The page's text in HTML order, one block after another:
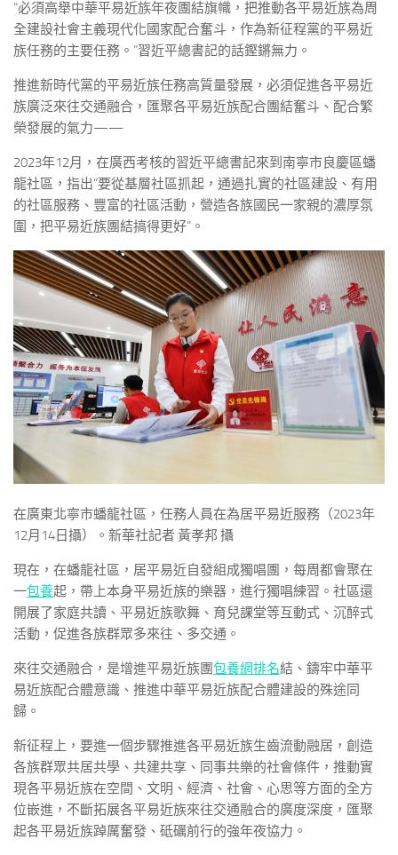
“必須高舉中華平易近族年夜團結旗幟，把推動各平易近族為周
全建設社會主義現代化國家配合奮斗，作為新征程黨的平易近
族任務的主要任務。”習近平總書記的話鏗鏘無力。
推進新時代黨的平易近族任務高質量發展，必須促進各平易近
族廣泛來往交通融合，匯聚各平易近族配合團結奮斗、配合繁
榮發展的氣力——
2023年12月，在廣西考核的習近平總書記來到南寧市良慶區蟠
龍社區，指出“要從基層社區抓起，通過扎實的社區建設、有用
的社區服務、豐富的社區活動，營造各族國民一家親的濃厚氛
圍，把平易近族團結搞得更好”。
在廣東北寧市蟠龍社區，任務人員在為居平易近服務（2023年
12月14日攝）。新華社記者 黃孝邦 攝
現在，在蟠龍社區，居平易近自發組成獨唱團，每周都會聚在
一包養起，帶上本身平易近族的樂器，進行獨唱練習。社區還
開展了家庭共讀、平易近族歌舞、育兒課堂等互動式、沉醉式
活動，促進各族群眾多來往、多交通。
來往交通融合，是增進平易近族團包養網排名結、鑄牢中華平
易近族配合體意識、推進中華平易近族配合體建設的殊途同
歸。
新征程上，要進一個步驟推進各平易近族生齒流動融居，創造
各族群眾共居共學、共建共享、同事共樂的社會條件，推動實
現各平易近族在空間、文明、經濟、社會、心思等方面的全方
位嵌進，不斷拓展各平易近族來往交通融合的廣度深度，匯聚
起各平易近族踔厲奮發、砥礪前行的強年夜協力。